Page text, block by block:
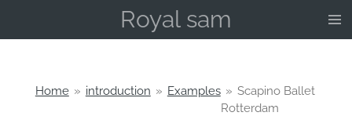
hoofdinhoud
Royal sam
Home » introduction » Examples » Scapino Ballet
Rotterdam